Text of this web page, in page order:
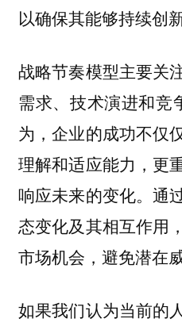
以确保其能够持续创
战略节奏模型主要关
需求、技术演进和竞
为，企业的成功不仅
理解和适应能力，更
响应未来的变化。通
态变化及其相互作用
市场机会，避免潜在
如果我们认为当前的